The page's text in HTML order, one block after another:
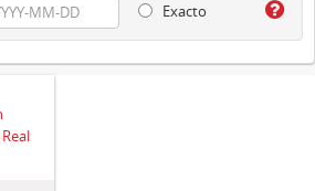
Exacto